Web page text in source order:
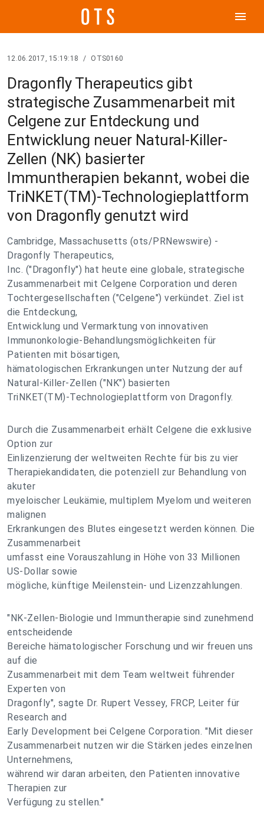
menu
12.06.2017, 15:19:18 / OTS0160
Dragonfly Therapeutics gibt
strategische Zusammenarbeit mit
Celgene zur Entdeckung und
Entwicklung neuer Natural-Killer-
Zellen (NK) basierter
Immuntherapien bekannt, wobei die
TriNKET(TM)-Technologieplattform
von Dragonfly genutzt wird
Cambridge, Massachusetts (ots/PRNewswire) -
Dragonfly Therapeutics,
Inc. ("Dragonfly") hat heute eine globale, strategische
Zusammenarbeit mit Celgene Corporation und deren
Tochtergesellschaften ("Celgene") verkündet. Ziel ist
die Entdeckung,
Entwicklung und Vermarktung von innovativen
Immunonkologie-Behandlungsmöglichkeiten für
Patienten mit bösartigen,
hämatologischen Erkrankungen unter Nutzung der auf
Natural-Killer-Zellen ("NK") basierten
TriNKET(TM)-Technologieplattform von Dragonfly.
Durch die Zusammenarbeit erhält Celgene die exklusive
Option zur
Einlizenzierung der weltweiten Rechte für bis zu vier
Therapiekandidaten, die potenziell zur Behandlung von
akuter
myeloischer Leukämie, multiplem Myelom und weiteren
malignen
Erkrankungen des Blutes eingesetzt werden können. Die
Zusammenarbeit
umfasst eine Vorauszahlung in Höhe von 33 Millionen
US-Dollar sowie
mögliche, künftige Meilenstein- und Lizenzzahlungen.
"NK-Zellen-Biologie und Immuntherapie sind zunehmend
entscheidende
Bereiche hämatologischer Forschung und wir freuen uns
auf die
Zusammenarbeit mit dem Team weltweit führender
Experten von
Dragonfly", sagte Dr. Rupert Vessey, FRCP, Leiter für
Research and
Early Development bei Celgene Corporation. "Mit dieser
Zusammenarbeit nutzen wir die Stärken jedes einzelnen
Unternehmens,
während wir daran arbeiten, den Patienten innovative
Therapien zur
Verfügung zu stellen."